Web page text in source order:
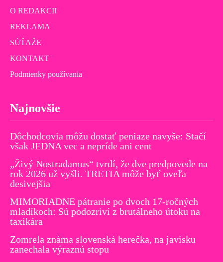
O REDAKCII
REKLAMA
SÚŤAŽE
KONTAKT
Podmienky používania
Najnovšie
Dôchodcovia môžu dostať peniaze navyše: Stačí
však JEDNA vec a nepríde ani cent
„Živý Nostradamus“ tvrdí, že dve predpovede na
rok 2026 už vyšli. TRETIA môže byť oveľa
desivejšia
MIMORIADNE pátranie po dvoch 17-ročných
mladíkoch: Sú podozriví z brutálneho útoku na
taxikára
Zomrela známa slovenská herečka, na javisku
zanechala výraznú stopu